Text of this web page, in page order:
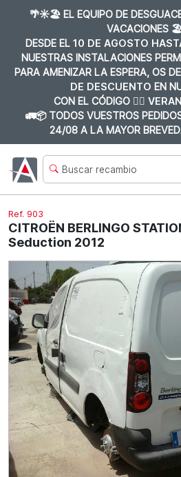
🌴☀️🏖️ EL EQUIPO DE
VACACIONES
DESDE EL 10 DE AGOSTO
NUESTRAS INSTALACIONES
PARA AMENIZAR LA ESPERA, OS
DE DESCUENTO EN
CON EL CÓDIGO 👉🏼
🚛📦 TODOS VUESTROS
24/08 A LA MAYOR
Ref. 903
CITROËN BERLINGO
Seduction 2012